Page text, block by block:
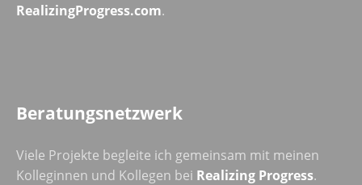
RealizingProgress.com.
Beratungsnetzwerk
Viele Projekte begleite ich gemeinsam mit meinen
Kolleginnen und Kollegen bei Realizing Progress.